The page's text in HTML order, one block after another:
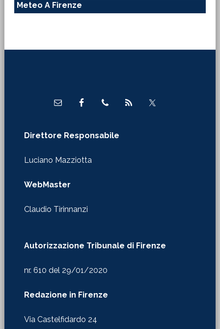
Meteo A Firenze
Direttore Responsabile
Luciano Mazziotta
WebMaster
Claudio Tirinnanzi
Autorizzazione Tribunale di Firenze
nr. 610 del 29/01/2020
Redazione in Firenze
Via Castelfidardo 24